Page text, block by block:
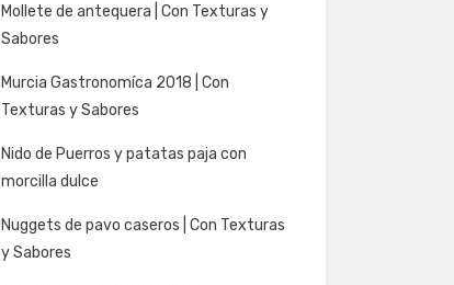
Mollete de antequera | Con Texturas y
Sabores
Murcia Gastronomíca 2018 | Con
Texturas y Sabores
Nido de Puerros y patatas paja con
morcilla dulce
Nuggets de pavo caseros | Con Texturas
y Sabores